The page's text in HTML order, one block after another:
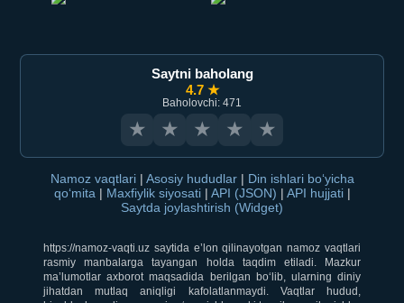
Saytni baholang
4.7 ★
Baholovchi: 471
★ ★ ★ ★ ★
Namoz vaqtlari | Asosiy hududlar | Din ishlari bo‘yicha
qo‘mita | Maxfiylik siyosati | API (JSON) | API hujjati |
Saytda joylashtirish (Widget)
https://namoz-vaqti.uz saytida e’lon qilinayotgan namoz vaqtlari
rasmiy manbalarga tayangan holda taqdim etiladi. Mazkur
ma’lumotlar axborot maqsadida berilgan bo‘lib, ularning diniy
jihatdan mutlaq aniqligi kafolatlanmaydi. Vaqtlar hudud,